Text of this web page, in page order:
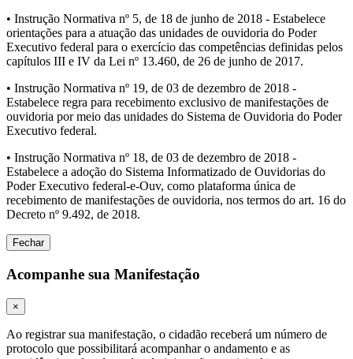
• Instrução Normativa nº 5, de 18 de junho de 2018 - Estabelece
orientações para a atuação das unidades de ouvidoria do Poder
Executivo federal para o exercício das competências definidas pelos
capítulos III e IV da Lei nº 13.460, de 26 de junho de 2017.
• Instrução Normativa nº 19, de 03 de dezembro de 2018 -
Estabelece regra para recebimento exclusivo de manifestações de
ouvidoria por meio das unidades do Sistema de Ouvidoria do Poder
Executivo federal.
• Instrução Normativa nº 18, de 03 de dezembro de 2018 -
Estabelece a adoção do Sistema Informatizado de Ouvidorias do
Poder Executivo federal-e-Ouv, como plataforma única de
recebimento de manifestações de ouvidoria, nos termos do art. 16 do
Decreto nº 9.492, de 2018.
Fechar
Acompanhe sua Manifestação
×
Ao registrar sua manifestação, o cidadão receberá um número de
protocolo que possibilitará acompanhar o andamento e as